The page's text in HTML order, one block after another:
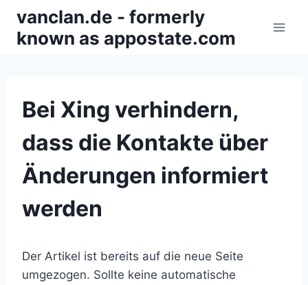
Inhalt
springen
vanclan.de - formerly
known as appostate.com
Bei Xing verhindern,
dass die Kontakte über
Änderungen informiert
werden
Der Artikel ist bereits auf die neue Seite
umgezogen. Sollte keine automatische